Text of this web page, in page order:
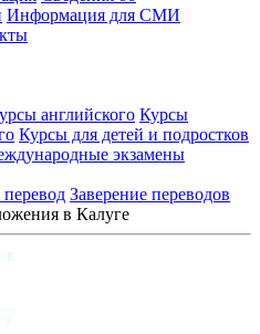
Информация для СМИ
английского Курсы
Курсы для детей и подростков
экзамены
Заверение переводов
в Калуге